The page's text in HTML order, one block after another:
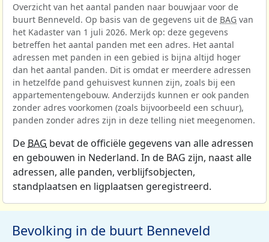
Overzicht van het aantal panden naar bouwjaar voor de
buurt Benneveld. Op basis van de gegevens uit de BAG van
het Kadaster van 1 juli 2026. Merk op: deze gegevens
betreffen het aantal panden met een adres. Het aantal
adressen met panden in een gebied is bijna altijd hoger
dan het aantal panden. Dit is omdat er meerdere adressen
in hetzelfde pand gehuisvest kunnen zijn, zoals bij een
appartementengebouw. Anderzijds kunnen er ook panden
zonder adres voorkomen (zoals bijvoorbeeld een schuur),
panden zonder adres zijn in deze telling niet meegenomen.
De BAG bevat de officiële gegevens van alle adressen
en gebouwen in Nederland. In de BAG zijn, naast alle
adressen, alle panden, verblijfsobjecten,
standplaatsen en ligplaatsen geregistreerd.
Bevolking in de buurt Benneveld